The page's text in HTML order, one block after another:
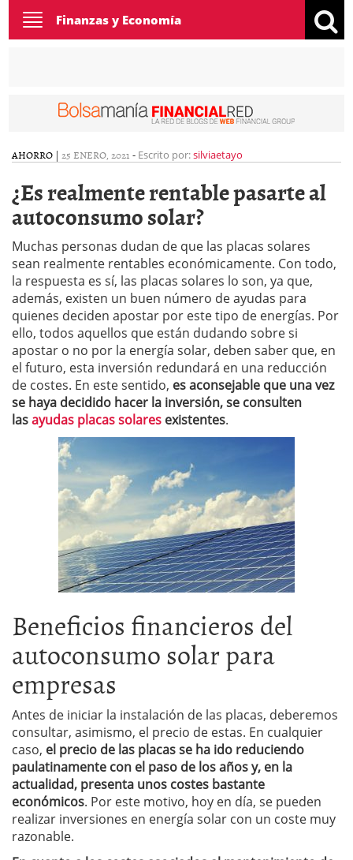
Toggle
navigation
Finanzas y Economía
AHORRO | 25 ENERO, 2021 - Escrito por:silviaetayo
¿Es realmente rentable pasarte al
autoconsumo solar?
Muchas personas dudan de que las placas solares
sean realmente rentables económicamente. Con todo,
la respuesta es sí, las placas solares lo son, ya que,
además, existen un buen número de ayudas para
quienes deciden apostar por este tipo de energías. Por
ello, todos aquellos que están dudando sobre si
apostar o no por la energía solar, deben saber que, en
el futuro, esta inversión redundará en una reducción
de costes. En este sentido, es aconsejable que una vez
se haya decidido hacer la inversión, se consulten
lasayudas placas solares existentes.
Beneficios financieros del
autoconsumo solar para
empresas
Antes de iniciar la instalación de las placas, deberemos
consultar, asimismo, el precio de estas. En cualquier
caso, el precio de las placas se ha ido reduciendo
paulatinamente con el paso de los años y, en la
actualidad, presenta unos costes bastante
económicos. Por este motivo, hoy en día, se pueden
realizar inversiones en energía solar con un coste muy
razonable.